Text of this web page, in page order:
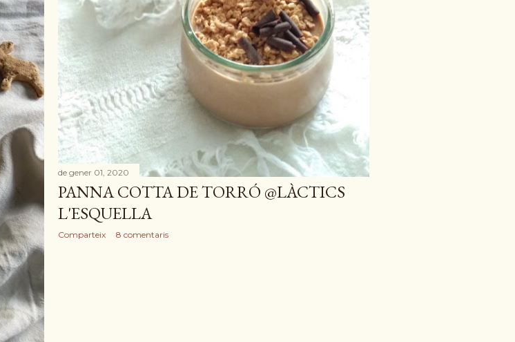
de gener 01, 2020
PANNA COTTA DE TORRÓ @LÀCTICS
L'ESQUELLA
Comparteix 8 comentaris